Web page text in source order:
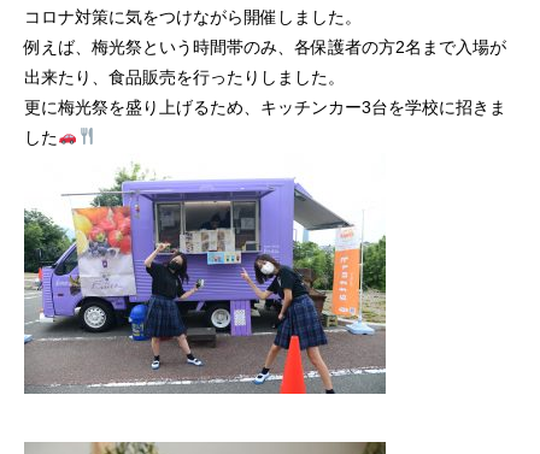
コロナ対策に気をつけながら開催しました。
例えば、梅光祭という時間帯のみ、各保護者の方2名まで入場が
出来たり、食品販売を行ったりしました。
更に梅光祭を盛り上げるため、キッチンカー3台を学校に招きま
した